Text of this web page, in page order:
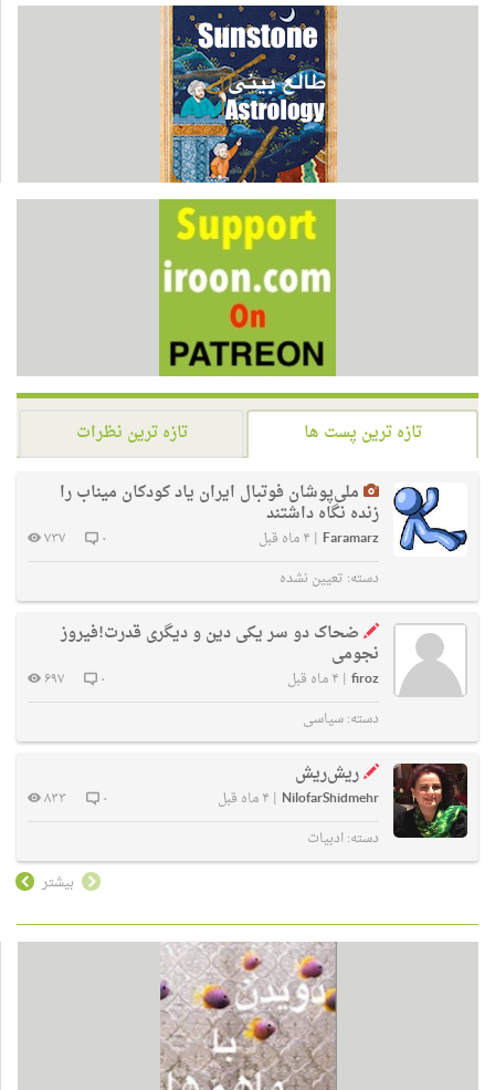
تازه ترین پست ها
تازه ترین نظرات
ملی‌پوشان فوتبال ایران یاد کودکان میناب را
زنده نگاه داشتند
Faramarz
| ۴ ماه قبل ۰
۷۳۷
دسته: تعیین نشده
ضحاک دو سر یکی دین و دیگری قدرت!فیروز
نجومی
firoz
| ۴ ماه قبل ۰
۶۹۷
دسته:سیاسی
ریش‌ریش
NilofarShidmehr
| ۴ ماه قبل ۰
۸۳۳
دسته:ادبیات
بیشتر